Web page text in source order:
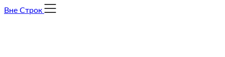
Skip
Вне Строк